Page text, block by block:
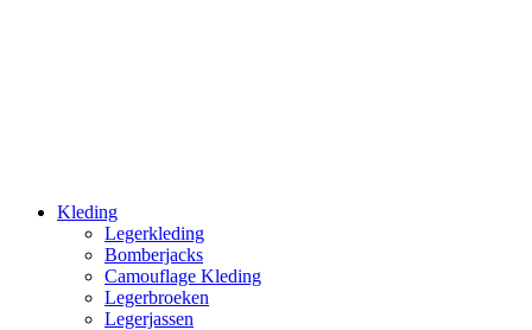
Kleding
Legerkleding
Bomberjacks
Camouflage Kleding
Legerbroeken
Legerjassen